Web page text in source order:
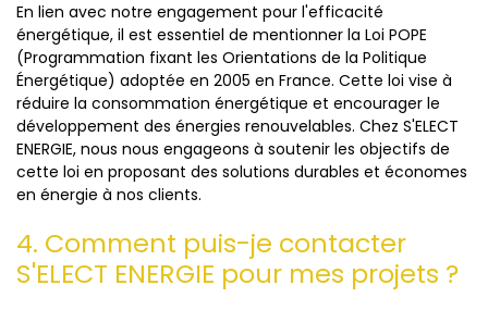
En lien avec notre engagement pour l'efficacité
énergétique, il est essentiel de mentionner la Loi POPE
(Programmation fixant les Orientations de la Politique
Énergétique) adoptée en 2005 en France. Cette loi vise à
réduire la consommation énergétique et encourager le
développement des énergies renouvelables. Chez S'ELECT
ENERGIE, nous nous engageons à soutenir les objectifs de
cette loi en proposant des solutions durables et économes
en énergie à nos clients.
4. Comment puis-je contacter
S'ELECT ENERGIE pour mes projets ?